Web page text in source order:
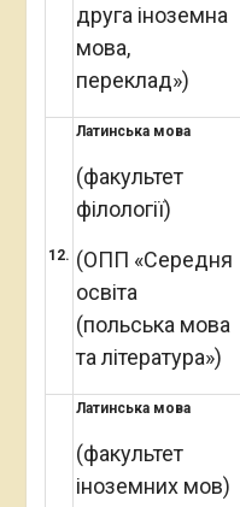
друга іноземна
мова,
переклад»)
1 2.
Латинська мова
(факультет
філології)
(ОПП «Середня
освіта
(польська мова
та література»)
Латинська мова
(факультет
іноземних мов)